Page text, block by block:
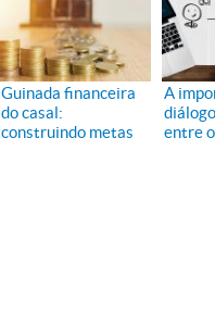
Guinada financeira
do casal:
construindo metas
A
entre